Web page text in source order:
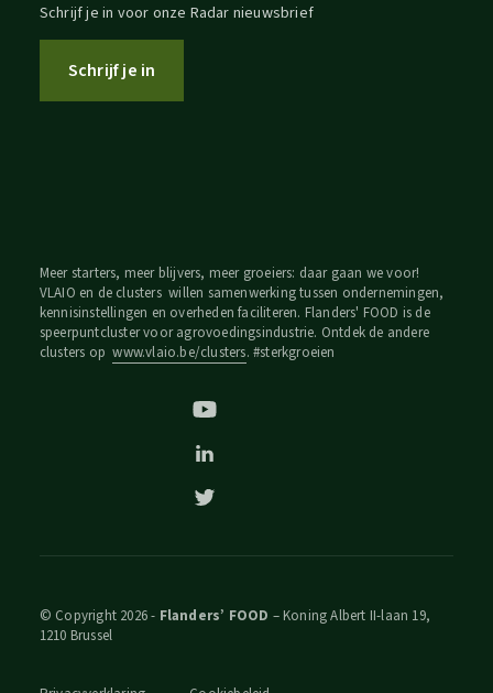
Schrijf je in voor onze Radar nieuwsbrief
Schrijf je in
Meer starters, meer blijvers, meer groeiers: daar gaan we voor!
VLAIO en de clusters willen samenwerking tussen ondernemingen,
kennisinstellingen en overheden faciliteren. Flanders' FOOD is de
speerpuntcluster voor agrovoedingsindustrie. Ontdek de andere
clusters opwww.vlaio.be/clusters. #sterkgroeien
© Copyright 2026 - Flanders’ FOOD – Koning Albert II-laan 19,
1210 Brussel